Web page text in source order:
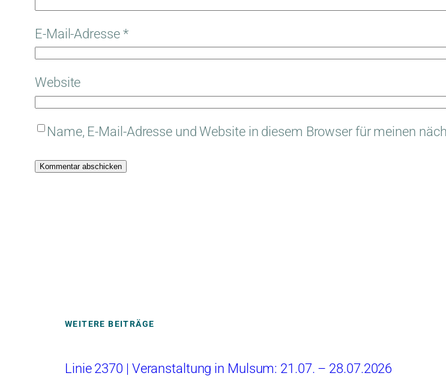
E-Mail-Adresse *
Website
Name, E-Mail-Adresse und Website in diesem Browser für meinen
WEITERE BEITRÄGE
Linie 2370 | Veranstaltung in Mulsum: 21.07. – 28.07.2026